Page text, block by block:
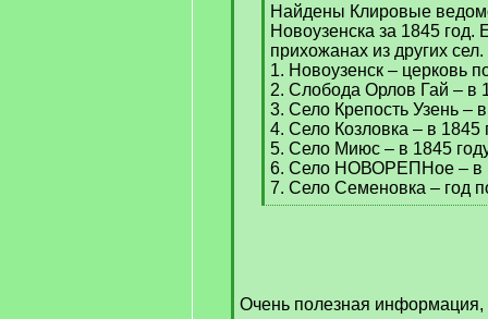
q
]
Найдены Клировые
Новоузенска за 1845 год.
прихожанах из других сел.
1. Новоузенск – церковь
2. Слобода Орлов Гай – в
3. Село Крепость Узень –
4. Село Козловка – в 1845
5. Село Миюс – в 1845
6. Село НОВОРЕПНое – в
7. Село Семеновка – год
[
Очень полезная информация,